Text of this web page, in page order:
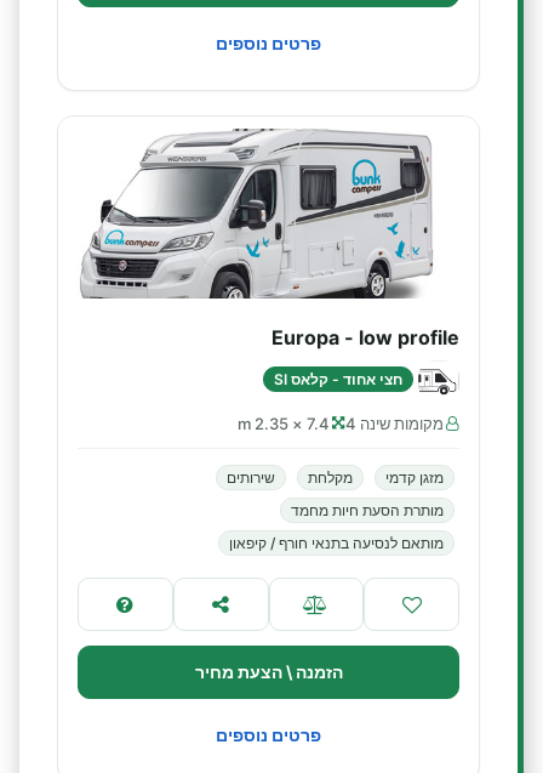
פרטים נוספים
Europa - low profile
חצי אחוד - קלאס SI
מקומות שינה 4 7.4 × 2.35 m
מזגן קדמי מקלחת
שירותים
מותרת הסעת חיות מחמד
מותאם לנסיעה בתנאי חורף / קיפאון
הזמנה \ הצעת מחיר
פרטים נוספים